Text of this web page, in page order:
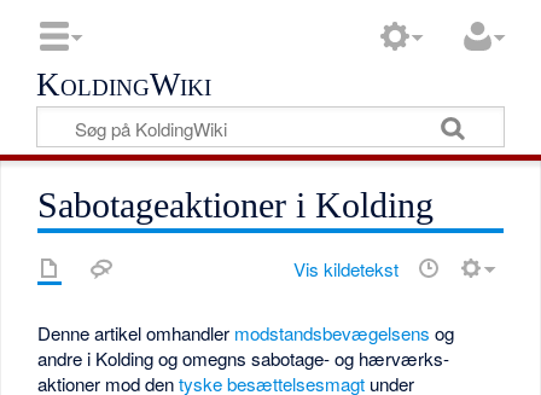
KoldingWiki
Sabotageaktioner i Kolding
Vis kildetekst
Denne artikel omhandler modstandsbevægelsens og
andre i Kolding og omegns sabotage- og hærværks-
aktioner mod dentyske besættelsesmagt under